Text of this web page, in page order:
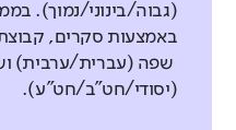
(גבוה/בינוני/נמוך).
באמצעות סקרים,
שפה (עברית/ערבית)
(יסודי/חט"ב/חט"ע).